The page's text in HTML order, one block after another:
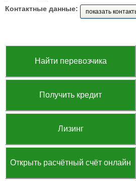
Контактные данные:
показать
Найти перевозчика
Получить кредит
Лизинг
Открыть расчётный счёт онлайн